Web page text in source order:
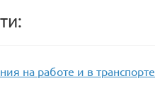
на работе и в транспорте